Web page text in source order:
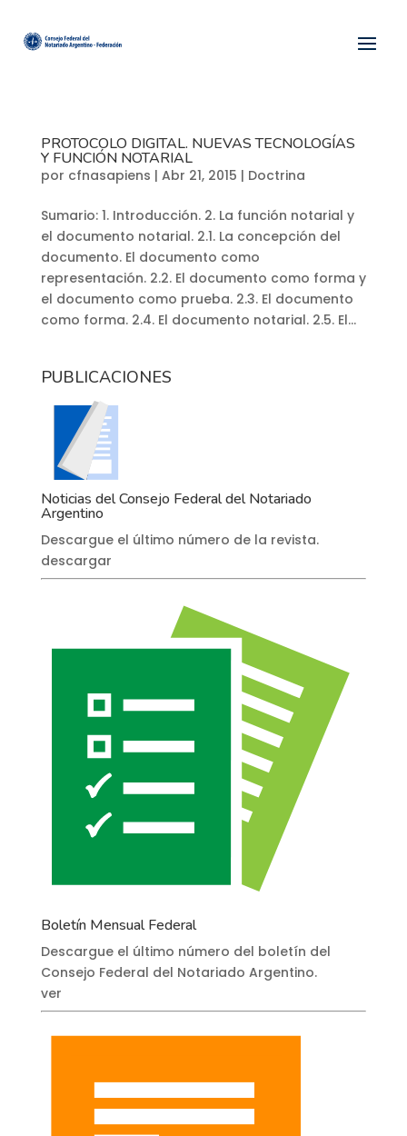
PROTOCOLO DIGITAL. NUEVAS TECNOLOGÍAS
Y FUNCIÓN NOTARIAL
por cfnasapiens | Abr 21, 2015 | Doctrina
Sumario: 1. Introducción. 2. La función notarial y
el documento notarial. 2.1. La concepción del
documento. El documento como
representación. 2.2. El documento como forma y
el documento como prueba. 2.3. El documento
como forma. 2.4. El documento notarial. 2.5. El...
PUBLICACIONES
Noticias del Consejo Federal del Notariado
Argentino
Descargue el último número de la revista.
descargar
Boletín Mensual Federal
Descargue el último número del boletín del
Consejo Federal del Notariado Argentino.
ver